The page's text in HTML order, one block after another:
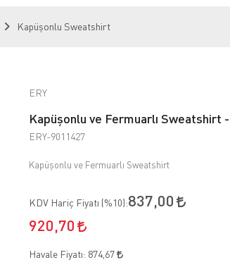
Kapüşonlu Sweatshirt
ERY
Kapüşonlu ve Fermuarlı Sweatshirt
ERY-9011427
Kapüşonlu ve Fermuarlı Sweatshirt
KDV Hariç Fiyatı (%10):837,00
920,70
Havale Fiyatı: 874,67